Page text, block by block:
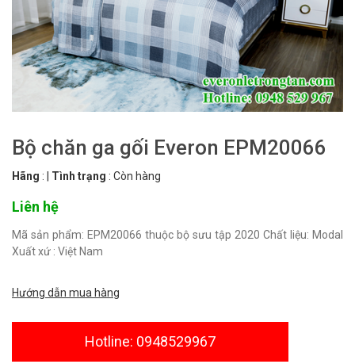
Bộ chăn ga gối Everon EPM20066
Hãng : Tình trạng : Còn hàng
Liên hệ
Mã sản phẩm: EPM20066 thuộc bộ sưu tập 2020 Chất liệu: Modal
Xuất xứ : Việt Nam
Hướng dẫn mua hàng
Hotline: 0948529967